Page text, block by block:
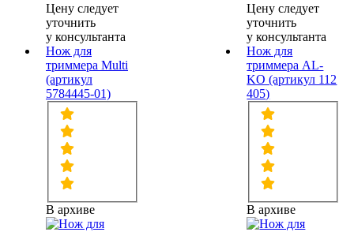
Цену следует
уточнить
у консультанта
Цену следует
уточнить
у консультанта
Нож для
триммера Multi
(артикул
5784445-01)
В архиве
Нож для
триммера AL-
KO (артикул 112
405)
В архиве